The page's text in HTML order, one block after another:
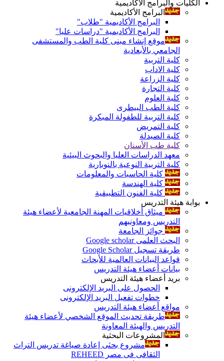
الكليات والبرامج الأكاديمية
البرامج الأكاديمية
البرامج الأكاديمية "طلاب"
البرامج الأكاديمية "دراسات عليا"
موقع إنشاء مبنى كلية الطب والمستشفى
الجامعي بالأبعادية
كلية التربية
كلية الاداب
كلية الزراعة
كلية التجارة
كلية العلوم
كلية الطب البيطرى
كلية التربية للطفولة المبكرة
كلية التمريض
كلية الصيدلة
كلية طب الأسنان
معهد الدراسات العليا والبحوث البيئية
كلية التربية النوعية بالنوبارية
كلية الحاسبات والمعلومات
كلية الهندسة
كلية الفنون التطبيقية
بوابة هيئة التدريس
ميثاق أخلاقيات المهنة الجامعية لأعضاء هيئة
التدريس ومعاونيهم
جوائز الجامعة
البحث العلمى Google scholar
طريقة تسجيل Google Scholar
قواعد البيانات العالمية للأبحاث
بيانات أعضاء هيئة التدريس
بريد أعضاء هيئة التدريس
الحصول على البريد الإلكترونى
خطوات تفعيل البريد الإلكترونى
مواقع أعضاء هيئة التدريس
طريقة تحديث الموقع الشخصي لأعضاء هيئة
التدريس والهيئة المعاونة
المشروعات البحثية
مشروع بحثى إعادة صياغة تدريس التراث
الثقافى فى مصر REHEED